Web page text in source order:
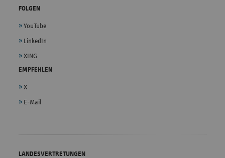
FOLGEN
YouTube
LinkedIn
XING
EMPFEHLEN
X
E-Mail
LANDESVERTRETUNGEN